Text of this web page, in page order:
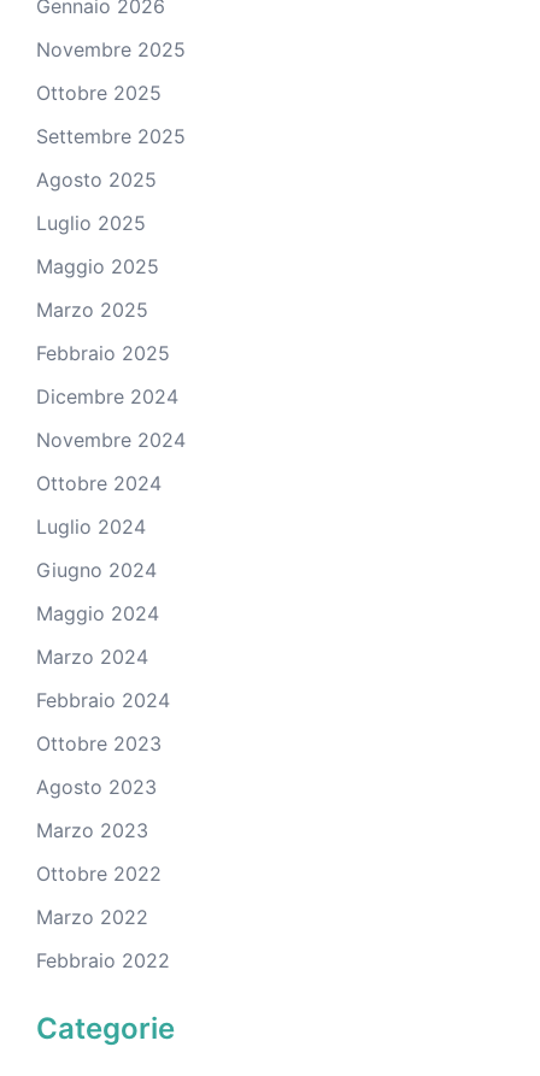
Gennaio 2026
Novembre 2025
Ottobre 2025
Settembre 2025
Agosto 2025
Luglio 2025
Maggio 2025
Marzo 2025
Febbraio 2025
Dicembre 2024
Novembre 2024
Ottobre 2024
Luglio 2024
Giugno 2024
Maggio 2024
Marzo 2024
Febbraio 2024
Ottobre 2023
Agosto 2023
Marzo 2023
Ottobre 2022
Marzo 2022
Febbraio 2022
Categorie